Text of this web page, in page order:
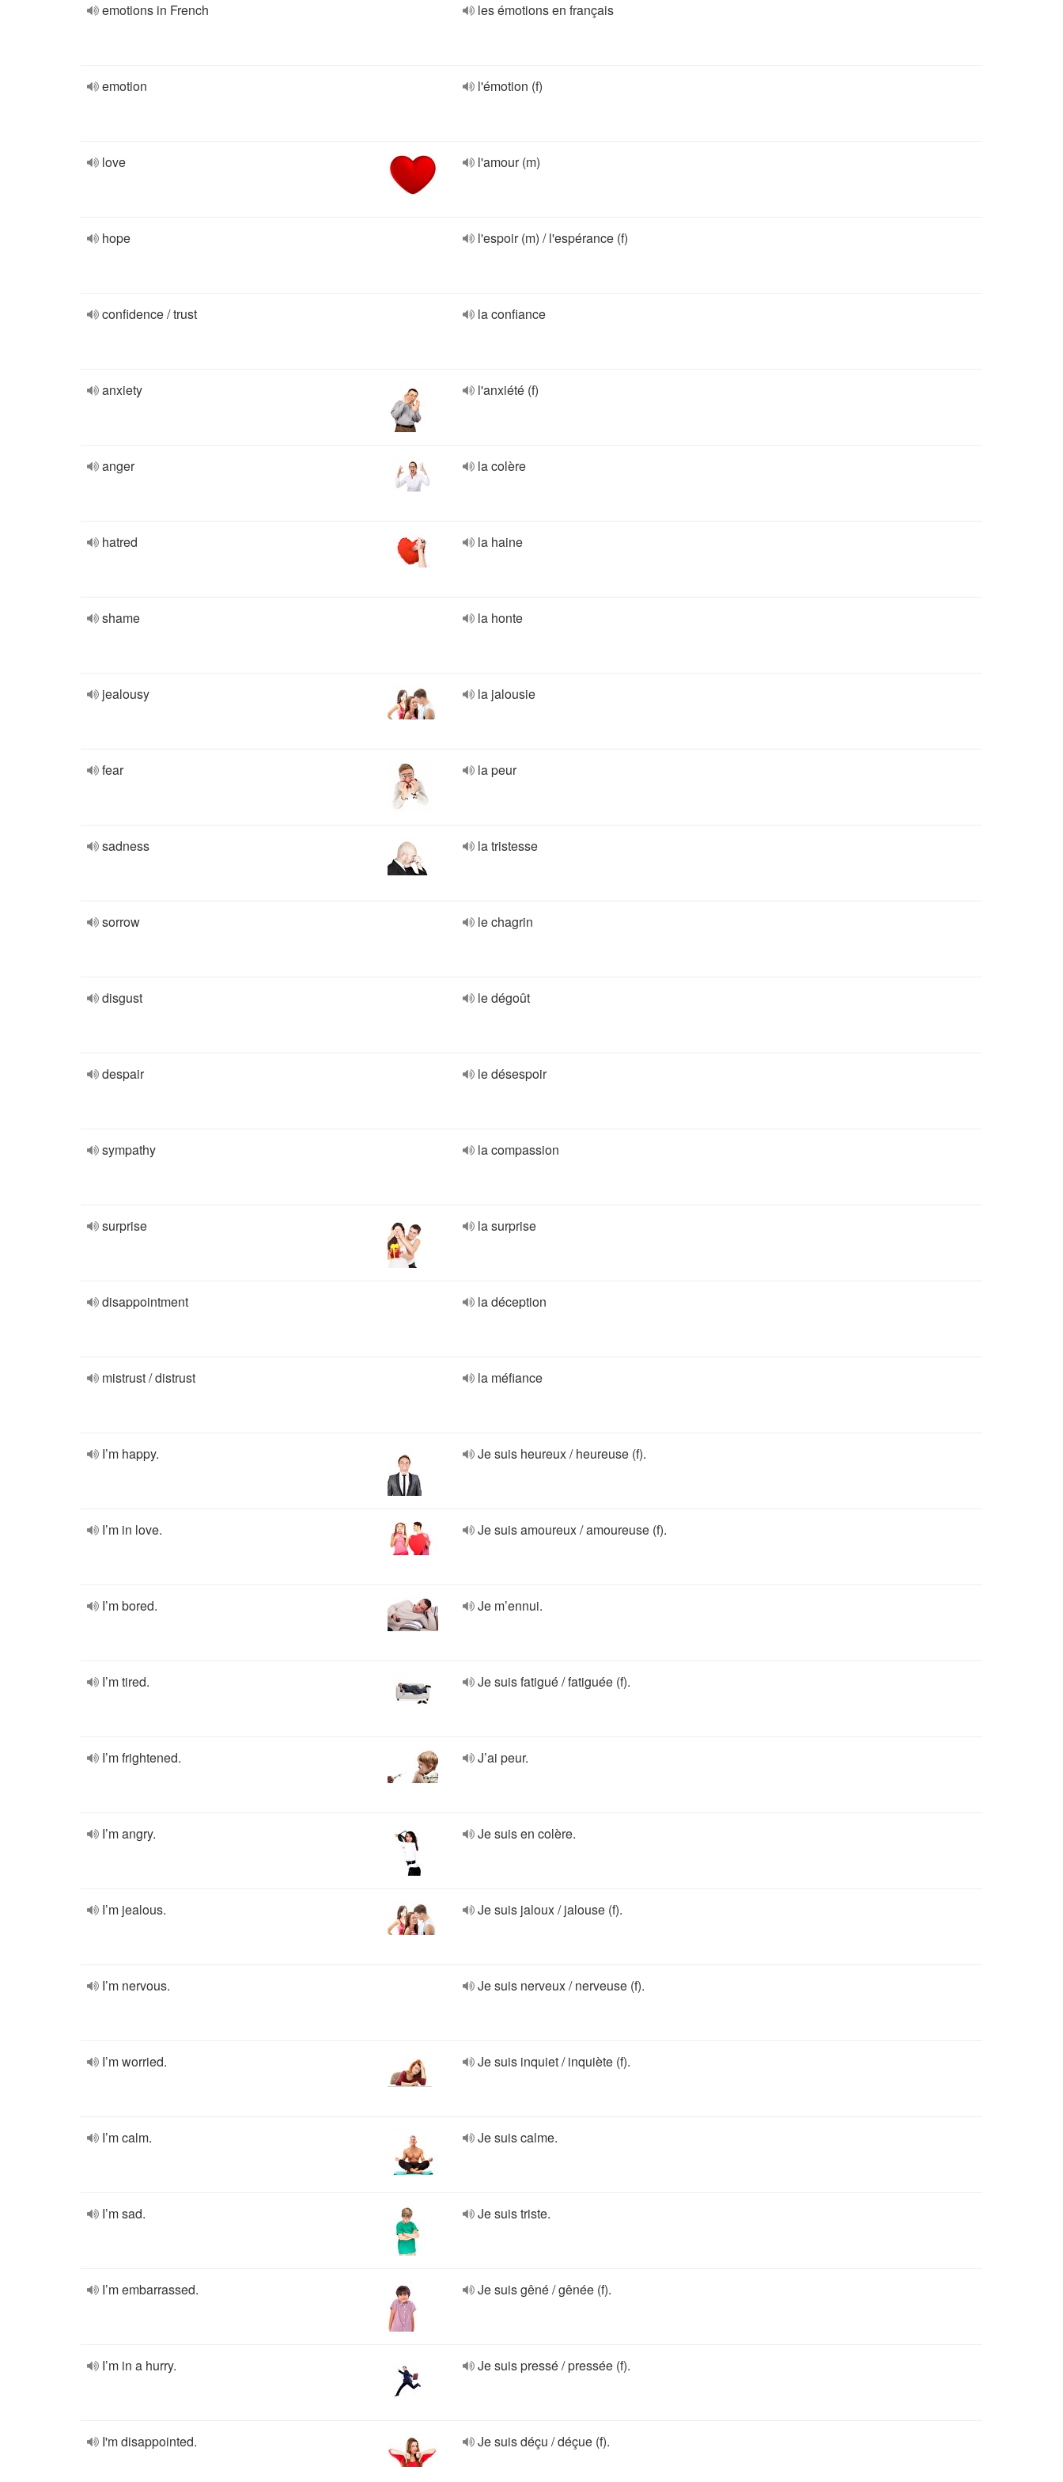
emotions in French les émotions en français
emotion l'émotion (f)
love l'amour (m)
hope l'espoir (m) / l'espérance (f)
confidence / trust la confiance
anxiety l'anxiété (f)
anger la colère
hatred la haine
shame la honte
jealousy la jalousie
fear la peur
sadness la tristesse
sorrow le chagrin
disgust le dégoût
despair le désespoir
sympathy la compassion
surprise la surprise
disappointment la déception
mistrust / distrust la méfiance
I’m happy. Je suis heureux / heureuse (f).
I’m in love. Je suis amoureux / amoureuse (f).
I’m bored. Je m’ennui.
I’m tired. Je suis fatigué / fatiguée (f).
I’m frightened. J’ai peur.
I’m angry. Je suis en colère.
I’m jealous. Je suis jaloux / jalouse (f).
I’m nervous. Je suis nerveux / nerveuse (f).
I’m worried. Je suis inquiet / inquiète (f).
I’m calm. Je suis calme.
I’m sad. Je suis triste.
I’m embarrassed. Je suis gêné / gênée (f).
I’m in a hurry. Je suis pressé / pressée (f).
I'm disappointed. Je suis déçu / déçue (f).